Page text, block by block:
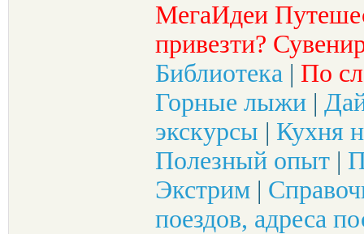
МегаИдеи
привезти?
Библиотека | По
Горные лыжи |
экскурсы | Кухня
Полезный опыт |
Экстрим |
поездов, адреса